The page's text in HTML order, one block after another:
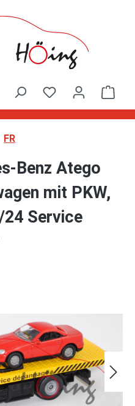
FR
Benz Atego
mit PKW,
Service